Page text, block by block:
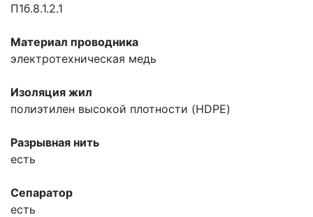
П1б.8.1.2.1
Материал проводника
электротехническая медь
Изоляция жил
полиэтилен высокой плотности (HDPE)
Разрывная нить
есть
Сепаратор
есть